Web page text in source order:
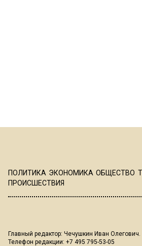
ПОЛИТИКА ЭКОНОМИКА ОБЩЕСТВО
ПРОИСШЕСТВИЯ
Главный редактор: Чечушкин Иван Олегович.
Телефон редакции: +7 495 795-53-05